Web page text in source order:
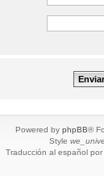
Powered by phpBB®
Style
Traducción al español por